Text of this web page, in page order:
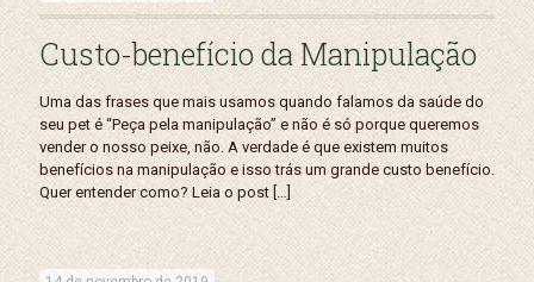
Custo-benefício da Manipulação
Uma das frases que mais usamos quando falamos da saúde do
seu pet é “Peça pela manipulação” e não é só porque queremos
vender o nosso peixe, não. A verdade é que existem muitos
benefícios na manipulação e isso trás um grande custo benefício.
Quer entender como? Leia o post